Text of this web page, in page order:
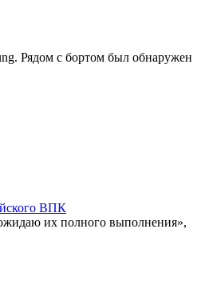
Рядом с бортом был обнаружен
ВПК
их полного выполнения»,